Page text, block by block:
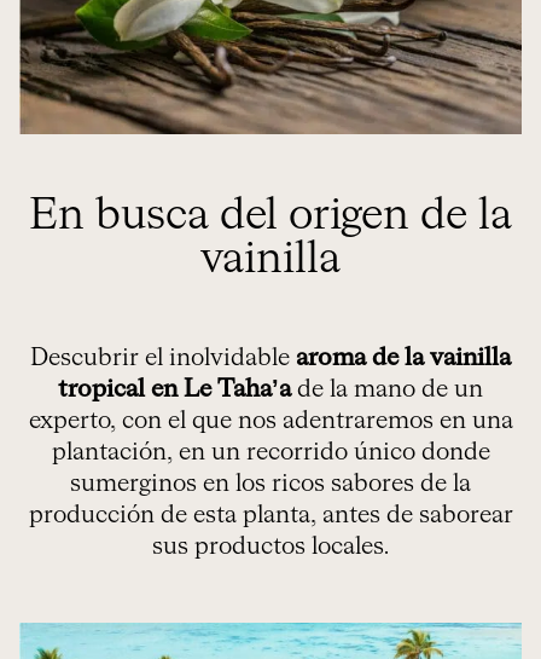
En busca del origen de la
vainilla
Descubrir el inolvidable aroma de la vainilla
tropical en Le Taha’ade la mano de un
experto, con el que nos adentraremos en una
plantación, en un recorrido único donde
sumerginos en los ricos sabores de la
producción de esta planta, antes de saborear
sus productos locales.